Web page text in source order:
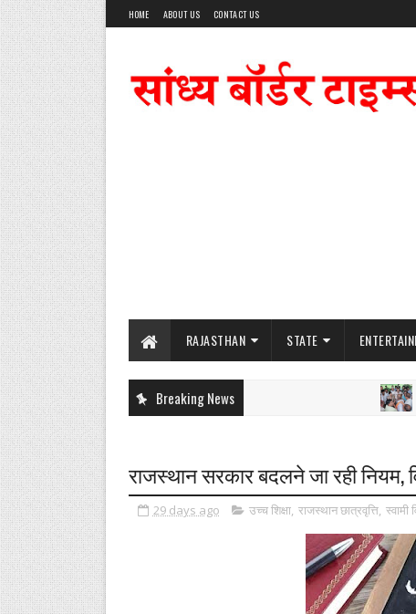
HOME ABOUT US CONTACT US
RAJASTHAN STATE
Breaking News
राजस्थान सरकार बदलने जा रही नियम,
29 days ago उच्च शिक्षा, राजस्थान छात्रवृत्ति, स्वामी